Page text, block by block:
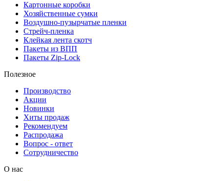
Картонные коробки
Хозяйственные сумки
Воздушно-пузырчатые пленки
Стрейч-пленка
Клейкая лента скотч
Пакеты из ВПП
Пакеты Zip-Lock
Полезное
Производство
Акции
Новинки
Хиты продаж
Рекомендуем
Распродажа
Вопрос - ответ
Сотрудничество
О нас